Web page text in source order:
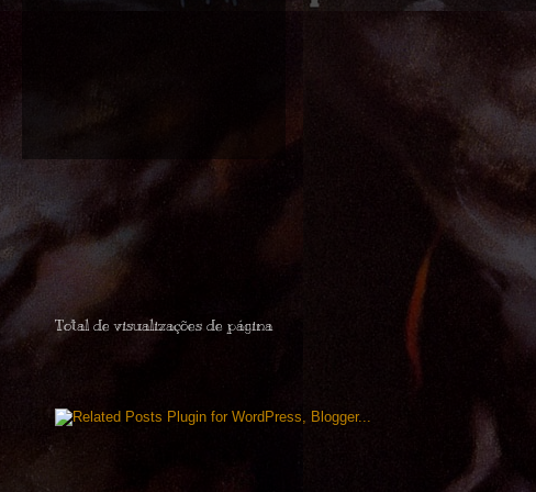
Total de visualizações de página